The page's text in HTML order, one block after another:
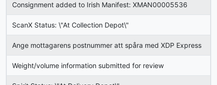
Consignment added to Irish Manifest: XMAN00005536
ScanX Status: \"At Collection Depot\"
Ange mottagarens postnummer att spåra med XDP Express
Weight/volume information submitted for review